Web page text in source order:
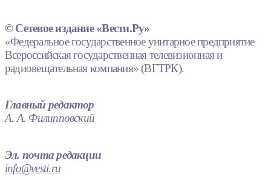
© Сетевое издание «Вести.Ру»
«Федеральное государственное унитарное предприятие
Всероссийская государственная телевизионная и
радиовещательная компания» (ВГТРК).
Главный редактор
А. А. Филипповский
Эл. почта редакции
info@vesti.ru